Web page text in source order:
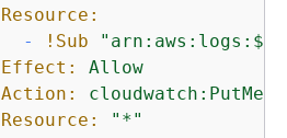
Resource:
-
!Sub "arn:aws:logs:$
Effect:
Allow
Action:
Resource:
"*"